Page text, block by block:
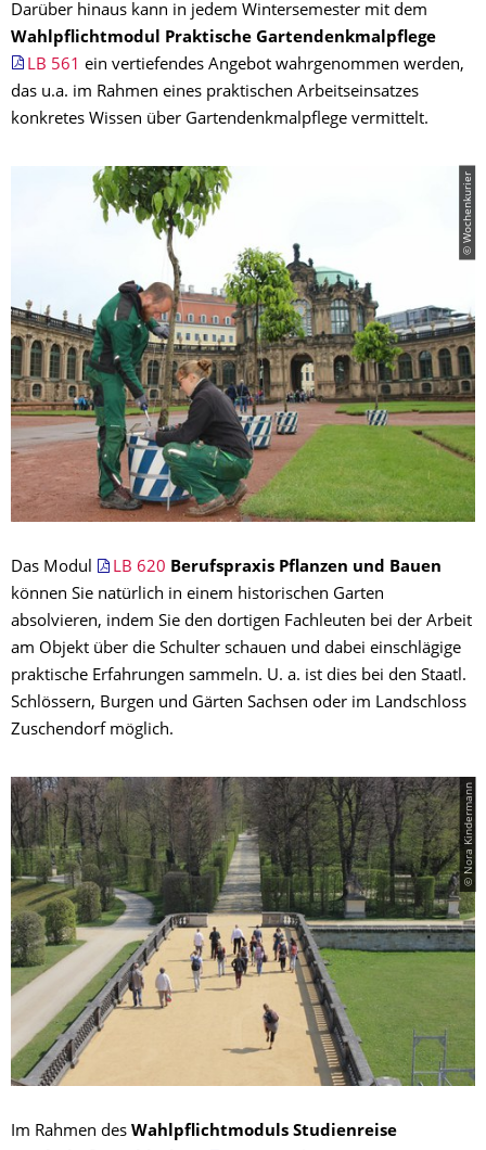
Darüber hinaus kann in jedem Wintersemester mit dem
Wahlpflichtmodul Praktische Gartendenkmalpflege
LB 561 ein vertiefendes Angebot wahrgenommen werden,
das u.a. im Rahmen eines praktischen Arbeitseinsatzes
konkretes Wissen über Gartendenkmalpflege vermittelt.
© Wochenkurier
Das Modul LB 620 Berufspraxis Pflanzen und Bauen
können Sie natürlich in einem historischen Garten
absolvieren, indem Sie den dortigen Fachleuten bei der Arbeit
am Objekt über die Schulter schauen und dabei einschlägige
praktische Erfahrungen sammeln. U. a. ist dies bei den Staatl.
Schlössern, Burgen und Gärten Sachsen oder im Landschloss
Zuschendorf möglich.
© Nora Kindermann
Im Rahmen des Wahlpflichtmoduls Studienreise